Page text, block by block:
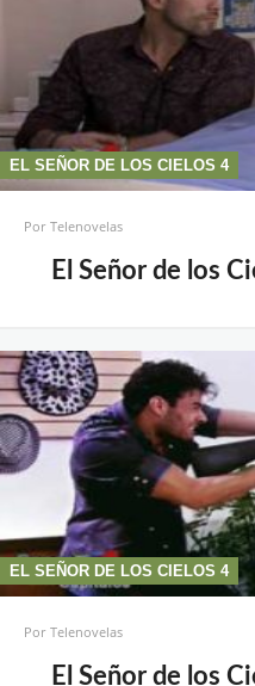
EL SEÑOR DE LOS CIELOS 4
PorTelenovelas
El Señor de los
EL SEÑOR DE LOS CIELOS 4
PorTelenovelas
El Señor de los